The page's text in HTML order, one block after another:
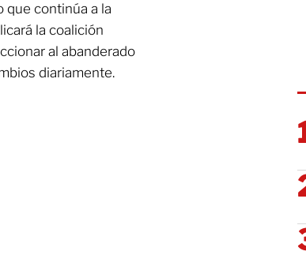
que continúa a la
la coalición
al abanderado
diariamente.